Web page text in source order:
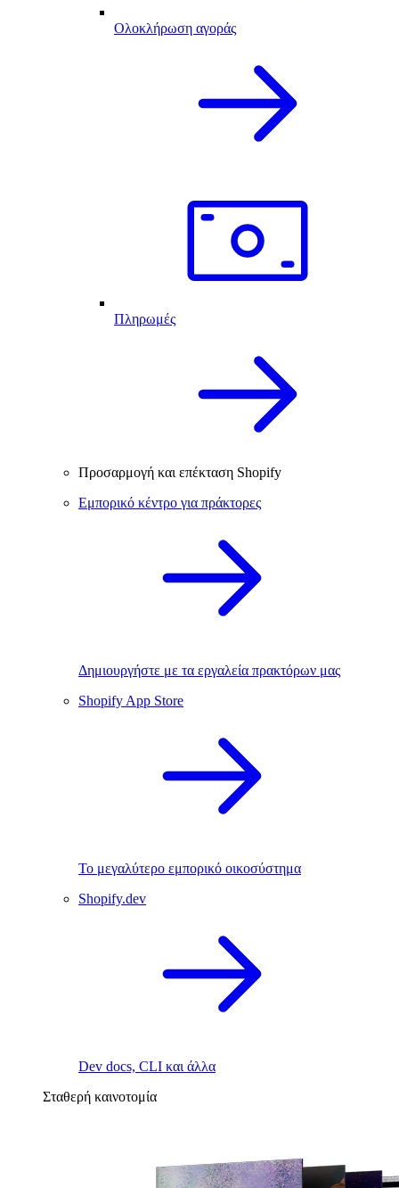
Ολοκλήρωση αγοράς
Πληρωμές
Προσαρμογή και επέκταση Shopify
Εμπορικό κέντρο για πράκτορες
Δημιουργήστε με τα εργαλεία πρακτόρων μας
Shopify App Store
Το μεγαλύτερο εμπορικό οικοσύστημα
Shopify.dev
Dev docs, CLI και άλλα
Σταθερή καινοτομία